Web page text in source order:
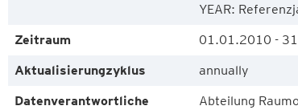
YEAR:
Zeitraum
01.01.2010 -
Aktualisierungzyklus
annually
Datenverantwortliche
Abteilung